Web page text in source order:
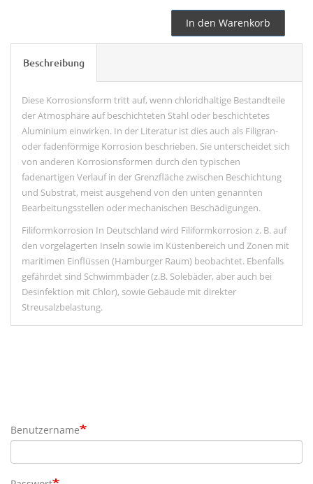
In den Warenkorb
Beschreibung
Diese Korrosionsform tritt auf, wenn chloridhaltige Bestandteile
der Atmosphäre auf beschichteten Stahl oder beschichtetes
Aluminium einwirken. In der Literatur ist dies auch als Filigran-
oder fadenförmige Korrosion beschrieben. Sie unterscheidet sich
von anderen Korrosionsformen durch den typischen
fadenartigen Verlauf in der Grenzfläche zwischen Beschichtung
und Substrat, meist ausgehend von den unten genannten
Bearbeitungsstellen oder mechanischen Beschädigungen.
Filiformkorrosion In Deutschland wird Filiformkorrosion z. B. auf
den vorgelagerten Inseln sowie im Küstenbereich und Zonen mit
maritimen Einflüssen (Hamburger Raum) beobachtet. Ebenfalls
gefährdet sind Schwimmbäder (z.B. Solebäder, aber auch bei
Desinfektion mit Chlor), sowie Gebäude mit direkter
Streusalzbelastung.
Benutzername